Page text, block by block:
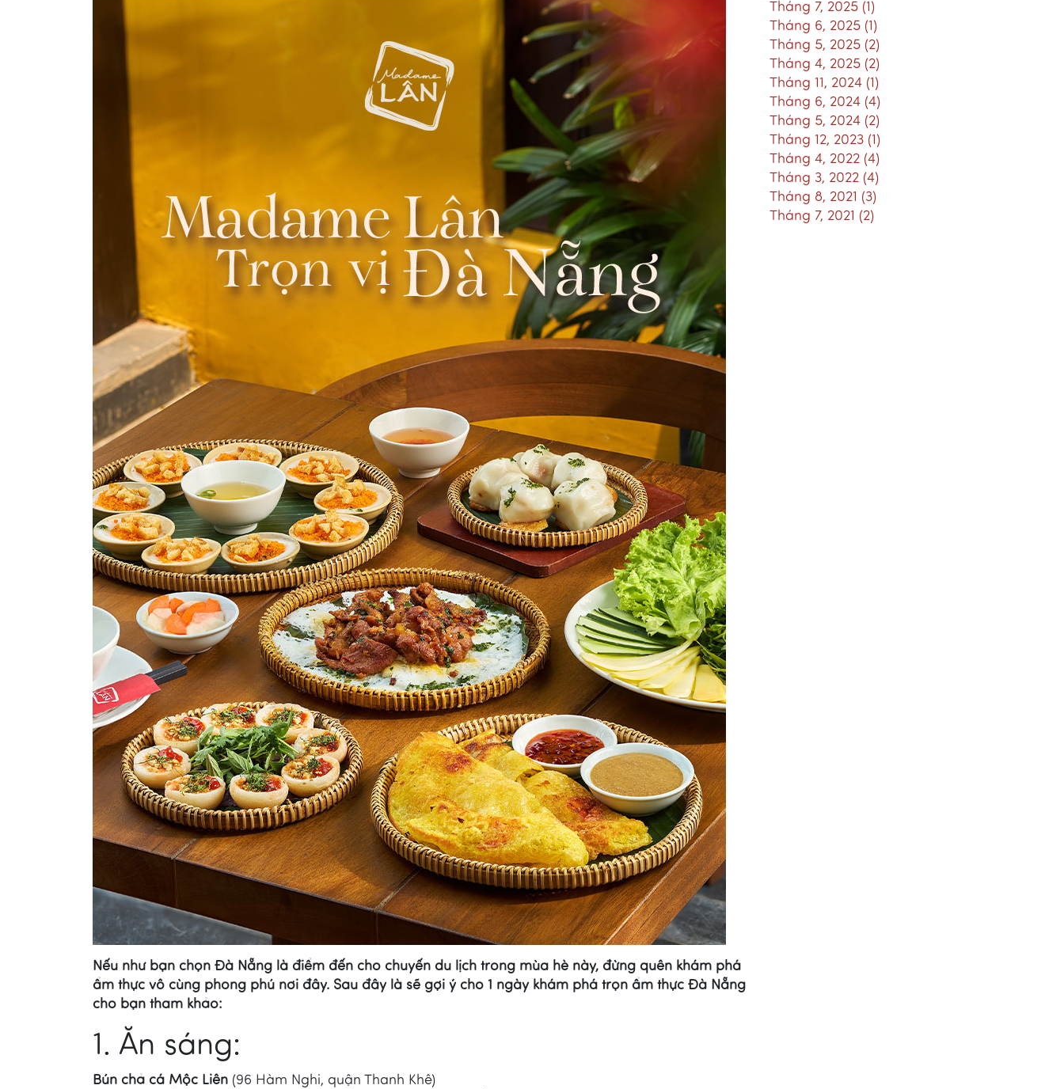
Nếu như bạn chọn Đà Nẵng là điểm đến cho chuyến du lịch trong mùa hè này, đừng quên khám phá
ẩm thực vô cùng phong phú nơi đây. Sau đây là sẽ gợi ý cho 1 ngày khám phá trọn ẩm thực Đà Nẵng
cho bạn tham khảo:
1. Ăn sáng:
Bún chả cá Mộc Liên (96 Hàm Nghi, quận Thanh Khê)
Tháng 7, 2025 (1)
Tháng 6, 2025 (1)
Tháng 5, 2025 (2)
Tháng 4, 2025 (2)
Tháng 11, 2024 (1)
Tháng 6, 2024 (4)
Tháng 5, 2024 (2)
Tháng 12, 2023 (1)
Tháng 4, 2022 (4)
Tháng 3, 2022 (4)
Tháng 8, 2021 (3)
Tháng 7, 2021 (2)